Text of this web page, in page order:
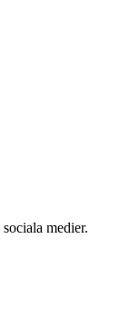
medier.